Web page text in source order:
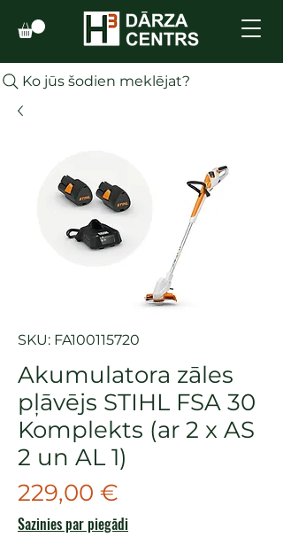
Ko jūs šodien meklējat?
SKU: FA100115720
Akumulatora zāles
pļāvējs STIHL FSA 30
Komplekts (ar 2 x AS
2 un AL 1)
229,00 €
Sazinies par piegādi